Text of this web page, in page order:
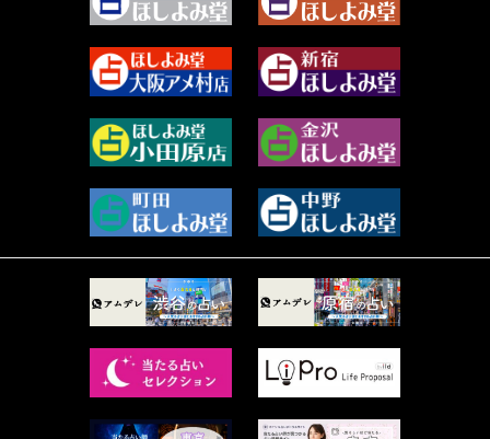
源 彩乃 (65)
美月マーシャ (213)
芽百マミム (745)
真巳華 - Mamika - (269)
プラタ 真寿 (167)
紅月Luru (6)
ルーカス伽豆海 (1111)
木杉泉風 (116)
桐野有民 (31)
月夜巳キメラ (4)
2023年10月 (36)
2023年9月 (37)
2023年8月 (46)
2023年7月 (59)
2023年6月 (73)
2023年5月 (67)
2023年4月 (73)
2023年2月 (99)
2022年12月 (72)
2022年11月 (72)